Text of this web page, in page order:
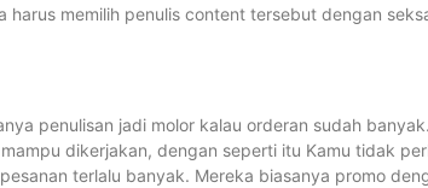
memilih penulis content tersebut dengan
penulisan jadi molor kalau orderan sudah
dikerjakan, dengan seperti itu Kamu tidak
terlalu banyak. Mereka biasanya promo